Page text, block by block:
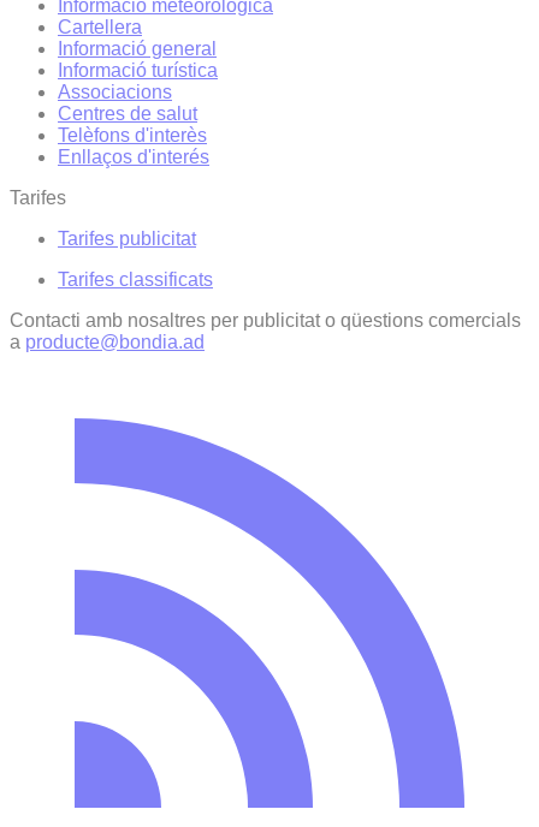
Informació meteorològica
Cartellera
Informació general
Informació turística
Associacions
Centres de salut
Telèfons d'interès
Enllaços d'interés
Tarifes
Tarifes publicitat
Tarifes classificats
Contacti amb nosaltres per publicitat o qüestions comercials
a producte@bondia.ad